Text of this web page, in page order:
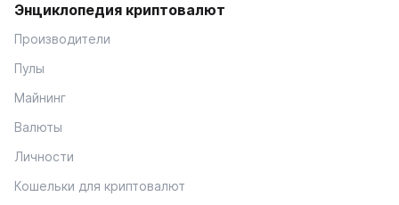
Энциклопедия криптовалют
Производители
Пулы
Майнинг
Валюты
Личности
Кошельки для криптовалют